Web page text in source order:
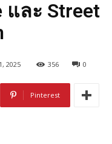
และ Street
2025 356 0
Pinterest